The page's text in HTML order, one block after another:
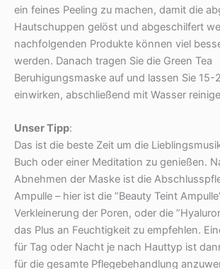
ein feines Peeling zu machen, damit die
Hautschuppen gelöst und abgeschilfert
nachfolgenden Produkte können viel
werden. Danach tragen Sie die Green Tea
Beruhigungsmaske auf und lassen Sie 15-
einwirken, abschließend mit Wasser
Unser Tipp:
Das ist die beste Zeit um die
Buch oder einer Meditation zu genießen.
Abnehmen der Maske ist die
Ampulle – hier ist die ”Beauty Teint
Verkleinerung der Poren, oder die
das Plus an Feuchtigkeit zu empfehlen.
für Tag oder Nacht je nach Hauttyp ist
für die gesamte Pflegebehandlung